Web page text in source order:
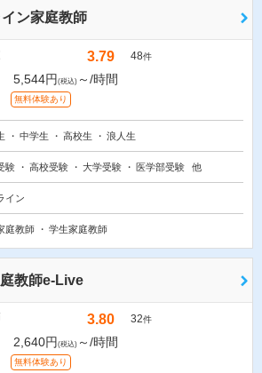
ン家庭教師
3.79 48件
5,544円 (税込) ～/時間
無料体験あり
中学生 高校生 浪人生
験 高校受験 大学受験 医学部受験 他
イン
庭教師 学生家庭教師
教師e-Live
3.80 32件
2,640円 (税込) ～/時間
無料体験あり